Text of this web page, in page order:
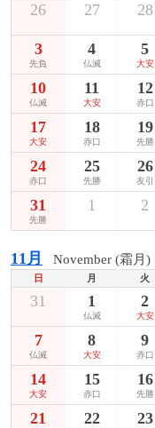
26 27 28
3
先負
4
仏滅
5
大安
10
仏滅
11
大安
12
赤口
17
大安
18
赤口
19
先勝
24
赤口
25
先勝
26
友引
31
先勝
1 2
11月 November (霜月)
日 月 火
31 1
仏滅
2
大安
7
仏滅
8
大安
9
赤口
14
大安
15
赤口
16
先勝
21 22 23